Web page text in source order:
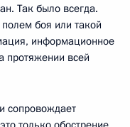
Так было всегда.
боя или такой
информационное
протяжении всей
сопровождает